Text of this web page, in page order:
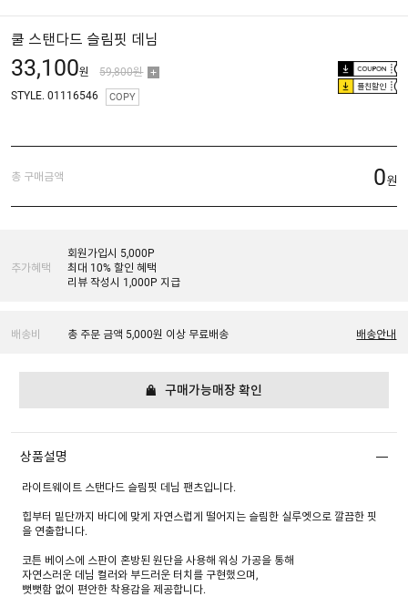
쿨 스탠다드 슬림핏 데님
33,100원 59,800원
플친할인
STYLE. 01116546 COPY
총 구매금액 0원
추가혜택
회원가입시 5,000P
최대 10% 할인 혜택
리뷰 작성시 1,000P 지급
배송비 총 주문 금액 5,000원 이상 무료배송 배송안내
구매가능매장 확인
상품설명
라이트웨이트 스탠다드 슬림핏 데님 팬츠입니다.
힙부터 밑단까지 바디에 맞게 자연스럽게 떨어지는 슬림한 실루엣으로 깔끔한 핏
을 연출합니다.
코튼 베이스에 스판이 혼방된 원단을 사용해 워싱 가공을 통해
자연스러운 데님 컬러와 부드러운 터치를 구현했으며,
뻣뻣함 없이 편안한 착용감을 제공합니다.